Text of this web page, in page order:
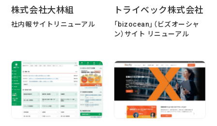
理解しやすいコード」を書くための実践
日々の生活
株式会社大林組
社内報サイトリニューアル
トライベック株式会社
「bizocean」（ビズオーシャ
ン）サイト リニューアル